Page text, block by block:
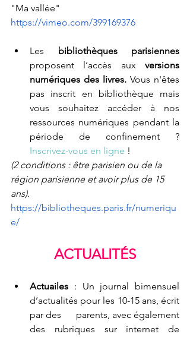
"Ma vallée"
https://vimeo.com/399169376
Les
proposent l’accès aux versions
numériques des livres. Vous n'êtes
pas inscrit en bibliothèque mais
vous souhaitez accéder à nos
ressources numériques pendant la
période de confinement ?
Inscrivez-vous en ligne !
(2 conditions : être parisien ou de la
région parisienne et avoir plus de 15
ans).
https://bibliotheques.paris.fr/numeriqu
e/
ACTUALITÉS
Actuailes : Un journal bimensuel
d’actualités pour les 10-15 ans, écrit
par des      parents, avec également
des rubriques sur internet de